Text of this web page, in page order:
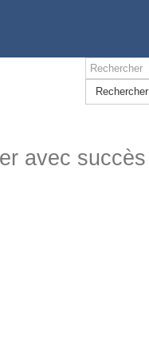
Rechercher
avec succès